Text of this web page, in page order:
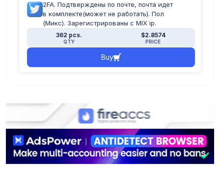
2FA. Подтверждены по почте, почта идет
в комплекте(может не работать). Пол
(Микс). Зарегистрированы с MIX ip.
362 pcs.
QTY
$2.8574
PRICE
Buy